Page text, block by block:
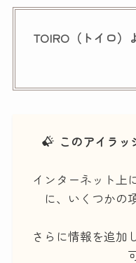
TOIRO（トイロ）
このアイラ
インターネット上
に、いくつかの
さらに情報を追加